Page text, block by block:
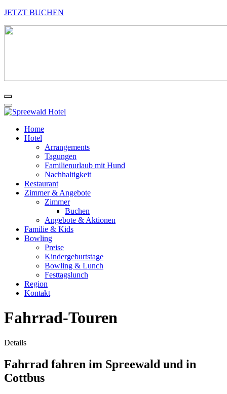
JETZT BUCHEN
Home
Hotel
Arrangements
Tagungen
Familienurlaub mit Hund
Nachhaltigkeit
Restaurant
Zimmer & Angebote
Zimmer
Buchen
Angebote & Aktionen
Familie & Kids
Bowling
Preise
Kindergeburtstage
Bowling & Lunch
Festtagslunch
Region
Kontakt
Fahrrad-Touren
Details
Fahrrad fahren im Spreewald und in
Cottbus